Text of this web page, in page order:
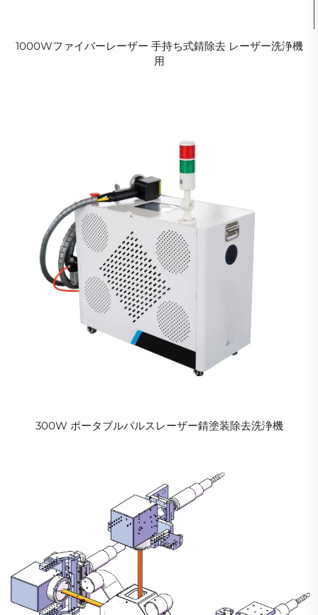
1000Wファイバーレーザー 手持ち式錆除去 レーザー洗浄機
用
300W ポータブルパルスレーザー錆塗装除去洗浄機